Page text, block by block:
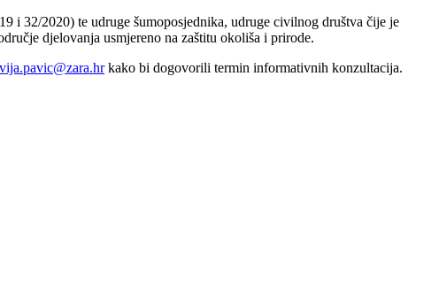
i 32/2020) te udruge šumoposjednika, udruge civilnog društva čije je
djelovanja usmjereno na zaštitu okoliša i prirode.
kako bi dogovorili termin informativnih konzultacija.